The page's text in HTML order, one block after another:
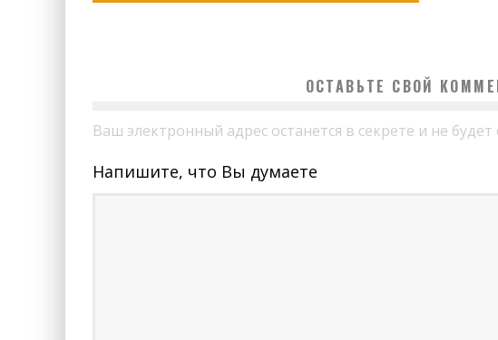
ОСТАВЬТЕ СВОЙ
Ваш электронный адрес останется в секрете и не
Напишите, что Вы думаете